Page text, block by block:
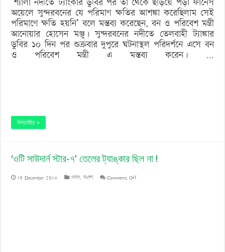
‘বড় নাশকতার জন্য’ অস্ত্র নিয়ে বাগেরহাটে ঢুকছিল তারা
পরিমাণে
ক্ষতি
হয়নি’
সুন্দরবনের
অয়েলে সুন্দরবনের যে পরিমাণ ক্ষতির আশঙ্কা করেছিলাম সেই
পরিমাণে ক্ষতি হয়নি’ বলে মন্তব্য করেছেন, বন ও পরিবেশ মন্ত্রী
আনোয়ার হোসেন মঞ্জু। সুন্দরবনের নদীতে তেলবাহী ট্যাঙ্কার
ডুবির ১০ দিন পর শুক্রবার দুপুরে ঘটনাস্থল পরিদর্শনে এসে বন
ও পরিবেশ মন্ত্রী এ মন্তব্য করেন। …
বিস্তারিত »
‘ওটি সাউদার্ন স্টার-৭’ তেলের ট্যাঙ্কার ছিল না !
19 December 2014 খবর,মংলা Comments Offon